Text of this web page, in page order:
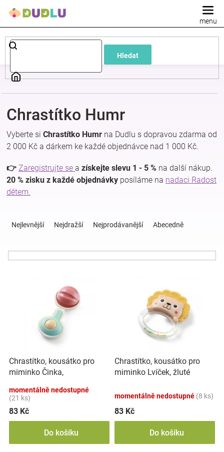
Hledat
Dětské
a
kojenecké
oblečení
Pokojíček
a
kojenecká
výbava
Hračky
oblečení
Chrastítko Humr
Vyberte si Chrastítko Humr na Dudlu s dopravou zdarma od
2 000 Kč a dárkem ke každé objednávce nad 1 000 Kč.
👉 Zaregistrujte se a získejte slevu 1 - 5 % na další nákup.
20 % zisku z každé objednávky posíláme na nadaci Radost
dětem.
ů
Nejlevnější Nejdražší Nejprodávanější Abecedně
o
d
u
k
ů
Chrastítko, kousátko pro
miminko Činka,
momentálně nedostupné
(21 ks)
83 Kč
Do košíku
Chrastítko, kousátko pro
miminko Lvíček, žluté
momentálně nedostupné (8 ks)
83 Kč
Do košíku